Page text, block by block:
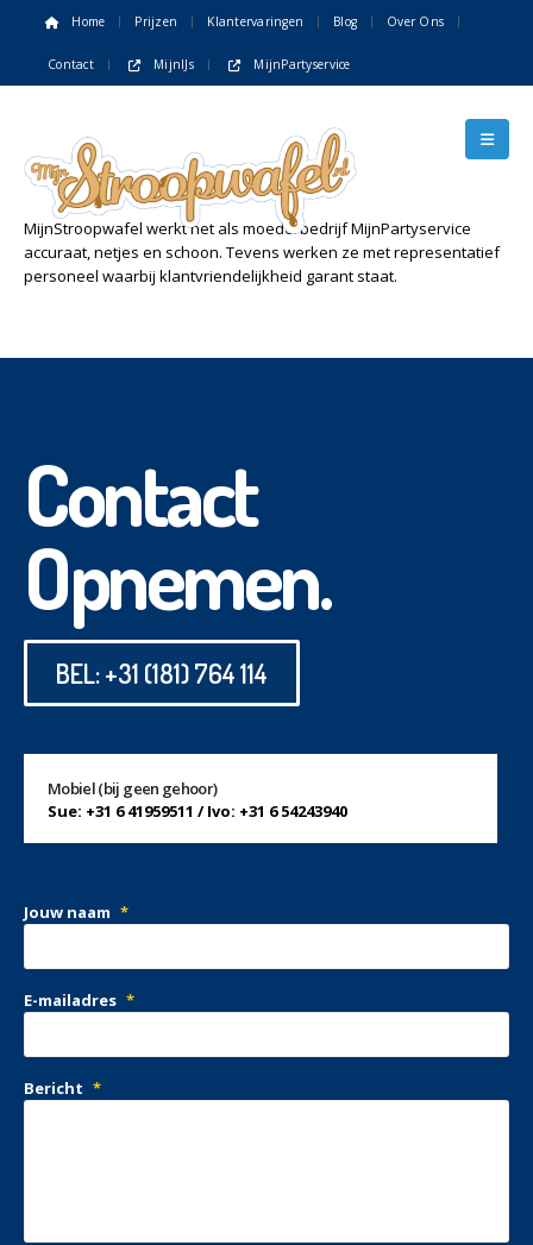
Home Prijzen Klantervaringen Blog Over Ons
Contact MijnIJs MijnPartyservice
MijnStroopwafel werkt net als moederbedrijf MijnPartyservice
accuraat, netjes en schoon. Tevens werken ze met representatief
personeel waarbij klantvriendelijkheid garant staat.
Contact
Opnemen.
BEL: +31 (181) 764 114
Mobiel (bij geen gehoor)
Sue: +31 6 41959511 / Ivo: +31 6 54243940
Jouw naam *
E-mailadres *
Bericht *